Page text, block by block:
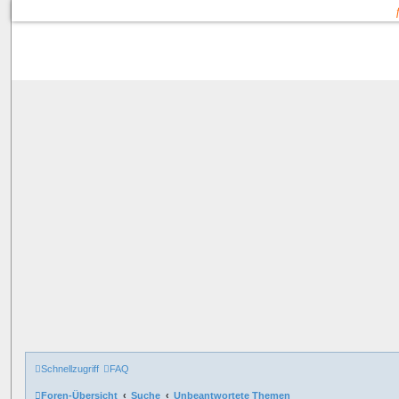
Schnellzugriff FAQ
Foren-Übersicht Suche Unbeantwortete Themen